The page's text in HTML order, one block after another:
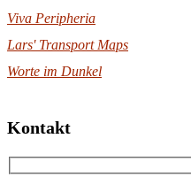
Viva Peripheria
Lars' Transport Maps
Worte im Dunkel
Kontakt